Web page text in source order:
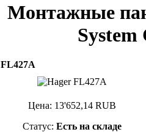
Монтажные
System
FL427A
Цена: 13'652,14RUB
Статус: Есть на складе